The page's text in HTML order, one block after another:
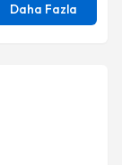
Daha Fazla